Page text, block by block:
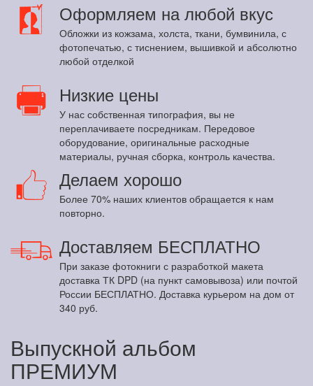
Оформляем на любой вкус
Обложки из кожзама, холста, ткани, бумвинила, с
фотопечатью, с тиснением, вышивкой и абсолютно
любой отделкой
Низкие цены
У нас собственная типография, вы не
переплачиваете посредникам. Передовое
оборудование, оригинальные расходные
материалы, ручная сборка, контроль качества.
Делаем хорошо
Более 70% наших клиентов обращается к нам
повторно.
Доставляем БЕСПЛАТНО
При заказе фотокниги с разработкой макета
доставка ТК DPD (на пункт самовывоза) или почтой
России БЕСПЛАТНО. Доставка курьером на дом от
340 руб.
Выпускной альбом
ПРЕМИУМ